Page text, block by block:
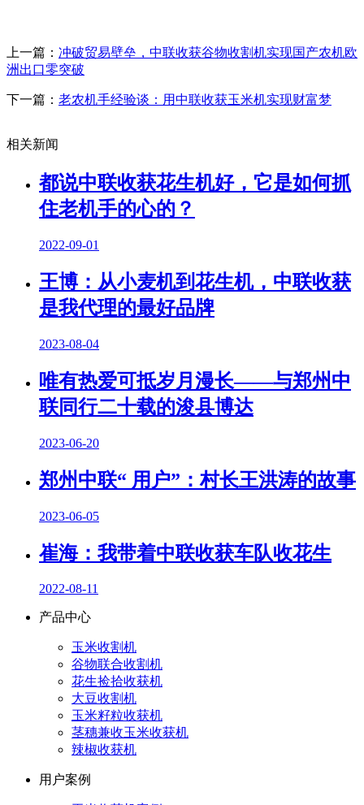
上一篇： 冲破贸易壁垒，中联收获谷物收割机实现国产农机欧
洲出口零突破
下一篇： 老农机手经验谈：用中联收获玉米机实现财富梦
相关新闻
都说中联收获花生机好，它是如何抓
住老机手的心的？
2022-09-01
王博：从小麦机到花生机，中联收获
是我代理的最好品牌
2023-08-04
唯有热爱可抵岁月漫长——与郑州中
联同行二十载的浚县博达
2023-06-20
郑州中联“ 用户”：村长王洪涛的故事
2023-06-05
崔海：我带着中联收获车队收花生
2022-08-11
产品中心
玉米收割机
谷物联合收割机
花生捡拾收获机
大豆收割机
玉米籽粒收获机
茎穗兼收玉米收获机
辣椒收获机
用户案例